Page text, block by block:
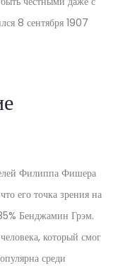
8 сентября 1907
Филиппа Фишера
его точка зрения на
Бенджамин Грэм.
который смог
среди